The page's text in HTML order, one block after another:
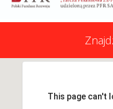
This page can't